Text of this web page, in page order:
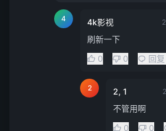
4 4k影视
刷新一下
0
0 回
2 2, 1
不管用啊
0
0